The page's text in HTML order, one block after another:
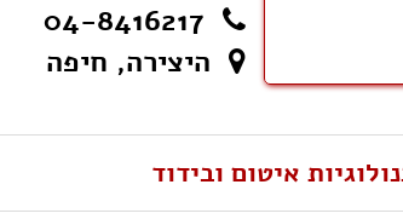
04-8416217
היצירה, חיפה
איטום ובידוד